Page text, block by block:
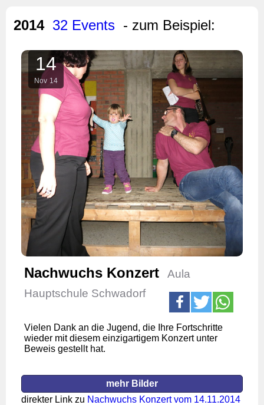
2014 32 Events - zum Beispiel:
14
Nov 14
Nachwuchs Konzert
Aula
Hauptschule Schwadorf
Vielen Dank an die Jugend, die Ihre Fortschritte
wieder mit diesem einzigartigem Konzert unter
Beweis gestellt hat.
mehr Bilder
direkter Link zu Nachwuchs Konzert vom 14.11.2014